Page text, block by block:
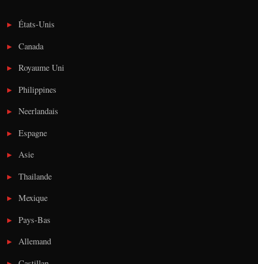
États-Unis
Canada
Royaume Uni
Philippines
Neerlandais
Espagne
Asie
Thailande
Mexique
Pays-Bas
Allemand